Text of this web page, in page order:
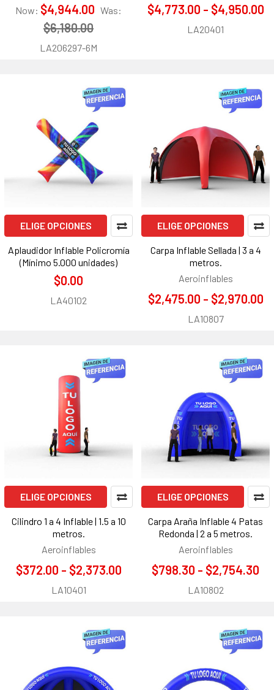
Now: $4,944.00 Was:
$6,180.00
LA206297-6M
$4,773.00 - $4,950.00
LA20401
ELIGE OPCIONES
Aplaudidor Inflable Policromía
(Mínimo 5.000 unidades)
$0.00
LA40102
ELIGE OPCIONES
Carpa Inflable Sellada | 3 a 4
metros.
Aeroinflables
$2,475.00 - $2,970.00
LA10807
ELIGE OPCIONES
Cilindro 1 a 4 Inflable | 1.5 a 10
metros.
Aeroinflables
$372.00 - $2,373.00
LA10401
ELIGE OPCIONES
Carpa Araña Inflable 4 Patas
Redonda | 2 a 5 metros.
Aeroinflables
$798.30 - $2,754.30
LA10802